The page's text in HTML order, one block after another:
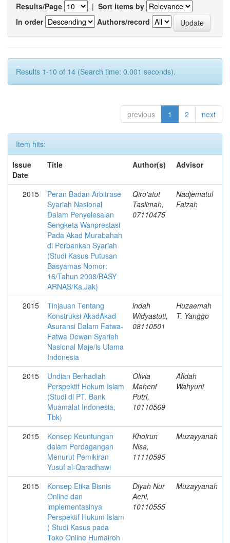
Results/Page | Sort items by
In order
Authors/record
Results 1-10 of 14 (Search time: 0.001 seconds).
previous 1 2 next
Item hits:
Issue
Date
Title Author(s) Advisor
2015
Peran Badan Arbitrase
Syariah Nasional
Dalam Penyelesaian
Sengketa Wanprestasi
Pada Akad Murabahah
di Perbankan Syariah
(Studi Kasus Putusan
Basyamas Nomor:
16/Tahun 2008/BASY
ARNAS/Ka.Jak)
Qiro'atut
Taslimah,
07110475
Nadjematul
Faizah
2015
Tinjauan Tentang
Konstruksi Akad­Akad
Asuransi Dalam Fatwa-
Fatwa Dewan Syariah
Nasional Maje/is Ulama
Indonesia
lndah
Widyastuti,
08110501
Huzaemah
T. Yanggo
2015
Undian Berhadiah
Perspektif Hokum Islam
(Studi di PT. Bank
Muamalat Indonesia,
Tbk)
Olivia
Maheni
Putri,
10110569
Afidah
Wahyuni
2015
Konsep Keuntungan
dalam Perdagangan
Menurut Pemikiran
Yusuf al-Qaradhawi
Khoirun
Nisa,
11110595
Muzayyanah
2015
Konsep Etika Bisnis
Online dan
lmplementasinya
Perspektif Hukum Islam
( Studi Kasus pada
Toko Online Humairoh
Diyah Nur
Aeni,
10110555
Muzayyanah